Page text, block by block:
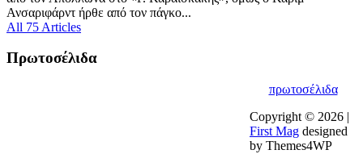
Ανσαριφάρντ ήρθε από τον πάγκο...
All 75 Articles
Πρωτοσέλιδα
πρωτοσέλιδα
Copyright © 2026 |
First Mag designed
by Themes4WP